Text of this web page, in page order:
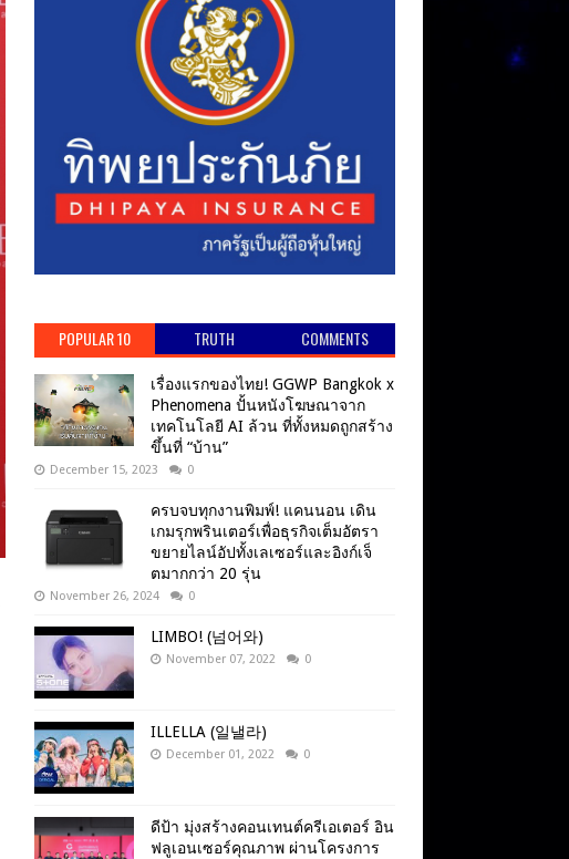
POPULAR 10 TRUTH COMMENTS
เรื่องแรกของไทย! GGWP Bangkok x
Phenomena ปั้นหนังโฆษณาจาก
เทคโนโลยี AI ล้วน ที่ทั้งหมดถูกสร้าง
ขึ้นที่ “บ้าน”
December 15, 2023 0
ครบจบทุกงานพิมพ์! แคนนอน เดิน
เกมรุกพรินเตอร์เพื่อธุรกิจเต็มอัตรา
ขยายไลน์อัปทั้งเลเซอร์และอิงก์เจ็
ตมากกว่า 20 รุ่น
November 26, 2024 0
LIMBO! (넘어와)
November 07, 2022 0
ILLELLA (일낼라)
December 01, 2022 0
ดีป้า มุ่งสร้างคอนเทนต์ครีเอเตอร์ อิน
ฟลูเอนเซอร์คุณภาพ ผ่านโครงการ